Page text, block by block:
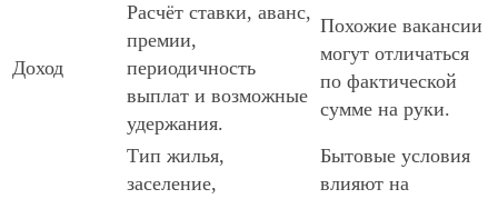
Доход
Расчёт ставки, аванс,
премии,
периодичность
выплат и возможные
удержания.
Похожие вакансии
могут отличаться
по фактической
сумме на руки.
Тип жилья,
заселение,
Бытовые условия
влияют на